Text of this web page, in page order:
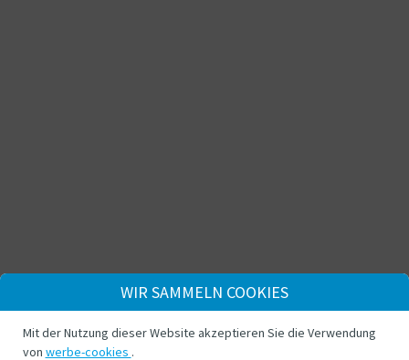
WIR SAMMELN COOKIES
Mit der Nutzung dieser Website akzeptieren Sie die Verwendung
von werbe-cookies .